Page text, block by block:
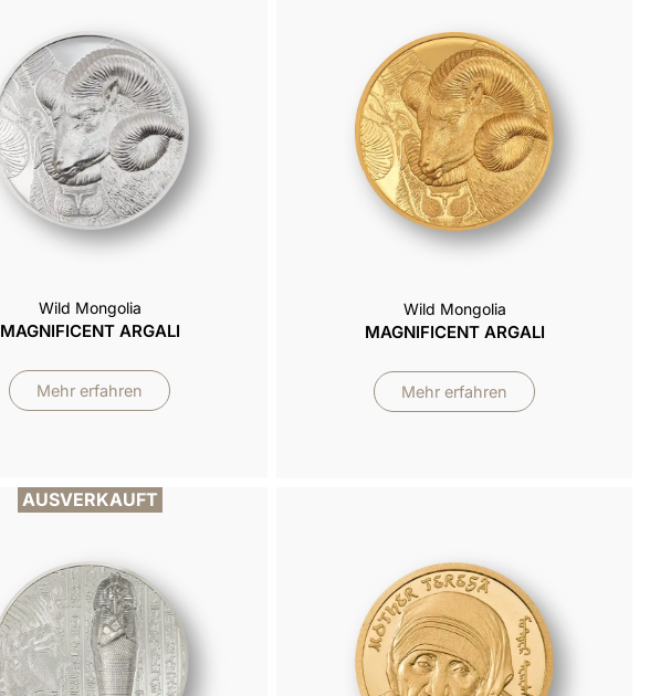
Wild Mongolia
MAGNIFICENT ARGALI
Mehr erfahren
Wild Mongolia
MAGNIFICENT ARGALI
Mehr erfahren
AUSVERKAUFT